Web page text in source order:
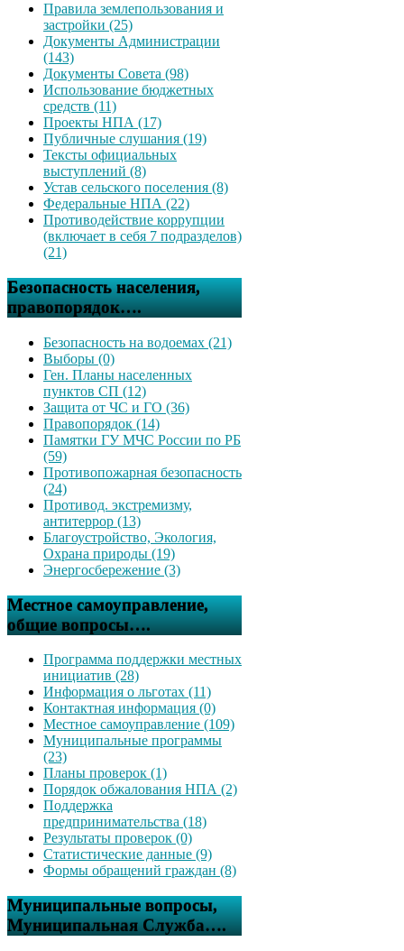
Правила землепользования и
застройки (25)
Документы Администрации
(143)
Документы Совета (98)
Использование бюджетных
средств (11)
Проекты НПА (17)
Публичные слушания (19)
Тексты официальных
выступлений (8)
Устав сельского поселения (8)
Федеральные НПА (22)
Противодействие коррупции
(включает в себя 7 подразделов)
(21)
Безопасность населения,
правопорядок….
Безопасность на водоемах (21)
Выборы (0)
Ген. Планы населенных
пунктов СП (12)
Защита от ЧС и ГО (36)
Правопорядок (14)
Памятки ГУ МЧС России по РБ
(59)
Противопожарная безопасность
(24)
Противод. экстремизму,
антитеррор (13)
Благоустройство, Экология,
Охрана природы (19)
Энергосбережение (3)
Местное самоуправление,
общие вопросы….
Программа поддержки местных
инициатив (28)
Информация о льготах (11)
Контактная информация (0)
Местное самоуправление (109)
Муниципальные программы
(23)
Планы проверок (1)
Порядок обжалования НПА (2)
Поддержка
предпринимательства (18)
Результаты проверок (0)
Статистические данные (9)
Формы обращений граждан (8)
Муниципальные вопросы,
Муниципальная Служба….